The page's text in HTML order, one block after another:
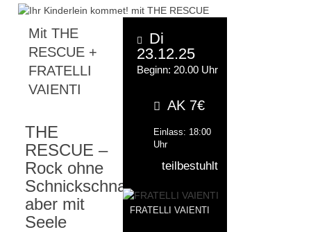
Mit THE
RESCUE +
FRATELLI
VAIENTI
THE
RESCUE –
Rock ohne
Schnickschnack,
aber mit
Seele
Di
23.12.25
Beginn: 20.00 Uhr
AK 7€
Einlass: 18:00
Uhr
teilbestuhlt
FRATELLI VAIENTI